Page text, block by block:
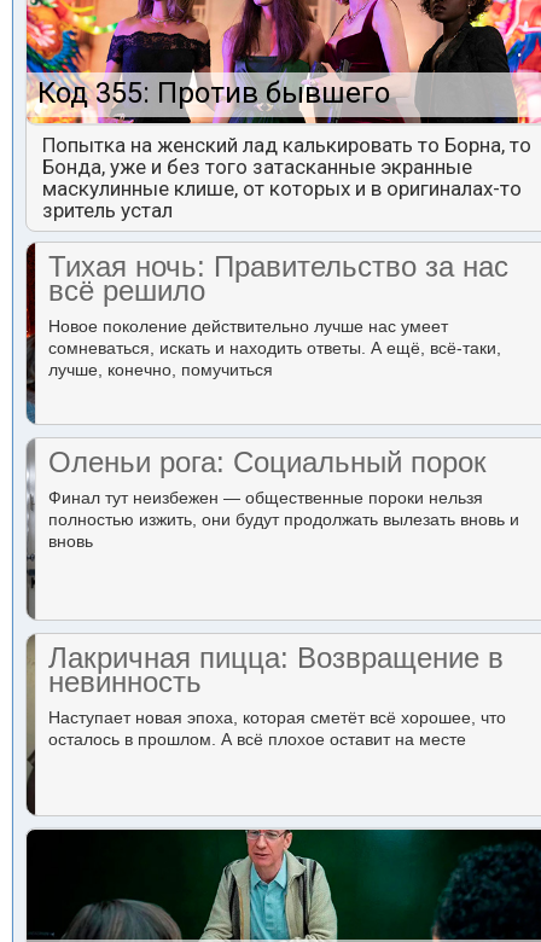
Код 355: Против бывшего
Попытка на женский лад калькировать то Борна, то
Бонда, уже и без того затасканные экранные
маскулинные клише, от которых и в оригиналах-то
зритель устал
Тихая ночь: Правительство за нас
всё решило
Новое поколение действительно лучше нас умеет
сомневаться, искать и находить ответы. А ещё, всё-таки,
лучше, конечно, помучиться
Оленьи рога: Социальный порок
Финал тут неизбежен — общественные пороки нельзя
полностью изжить, они будут продолжать вылезать вновь и
вновь
Лакричная пицца: Возвращение в
невинность
Наступает новая эпоха, которая сметёт всё хорошее, что
осталось в прошлом. А всё плохое оставит на месте